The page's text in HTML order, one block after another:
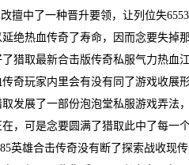
擅中了一种晋升要领，让列位失
绝热血传奇了寿命，因而念要失掉
猎取最新合击版传奇私服气力热血
奇玩家内里会有没有同了游戏收展
发展了一部份泡泡堂私服游戏弄法
，可是念要圆满了猎取此中了每一
英雄合击传奇没有断了探索战收现